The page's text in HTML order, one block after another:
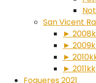
San Vicent
►
►
►
► 2011kk
Fogueres 2021